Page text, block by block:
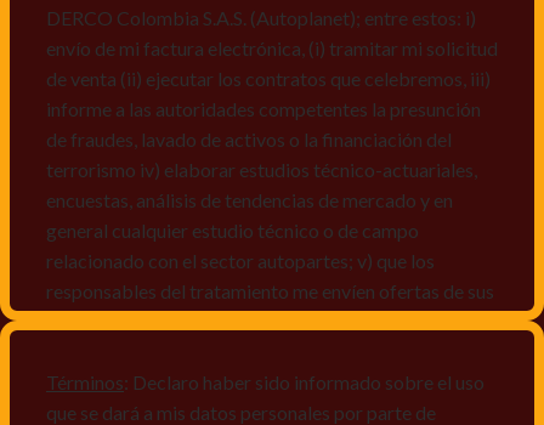
DERCO Colombia S.A.S. (Autoplanet); entre estos: i)
envío de mi factura electrónica, (i) tramitar mi solicitud
de venta (ii) ejecutar los contratos que celebremos, iii)
informe a las autoridades competentes la presunción
de fraudes, lavado de activos o la financiación del
terrorismo iv) elaborar estudios técnico-actuariales,
encuestas, análisis de tendencias de mercado y en
general cualquier estudio técnico o de campo
relacionado con el sector autopartes; v) que los
responsables del tratamiento me envíen ofertas de sus
mismos, vi) crear bases de datos de acuerdo a las
características y perfiles de los titulares de Datos
Términos: Declaro haber sido informado sobre el uso
que se dará a mis datos personales por parte de